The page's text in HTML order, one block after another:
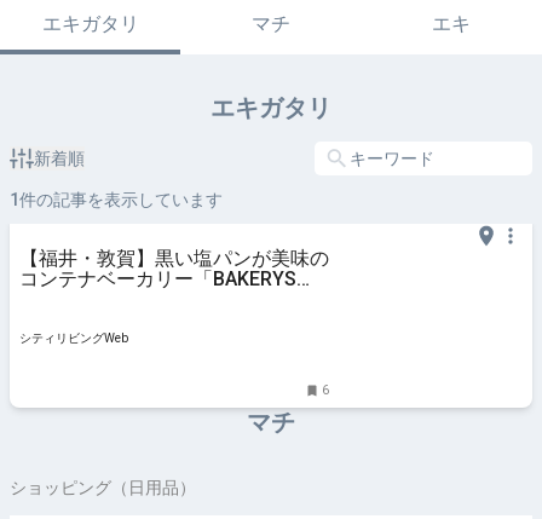
エキガタリ マチ エキ
エキガタリ
新着順
1件の記事を表示しています
【福井・敦賀】黒い塩パンが美味の
コンテナベーカリー「BAKERYS
シティリビングWeb
6
マチ
ショッピング（日用品）